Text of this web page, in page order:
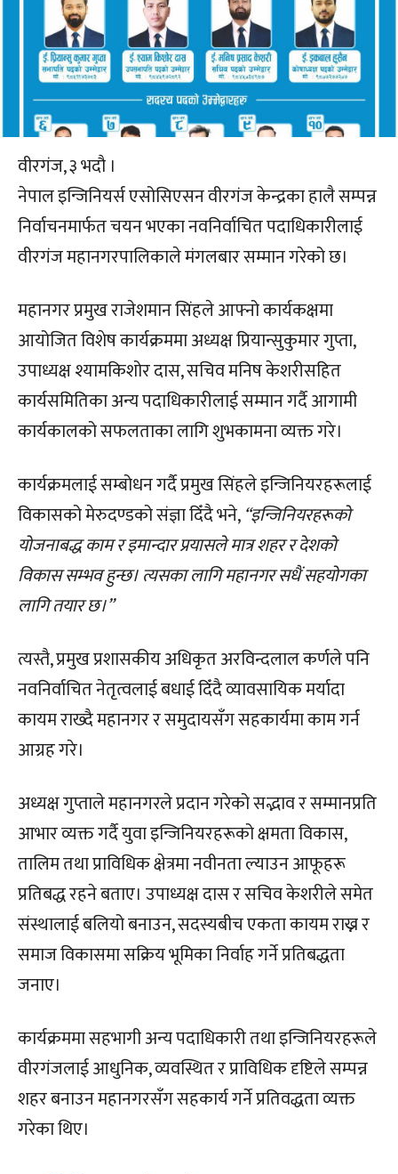
वीरगंज, ३ भदौ ।
नेपाल इन्जिनियर्स एसोसिएसन वीरगंज केन्द्रका हालै सम्पन्न
निर्वाचनमार्फत चयन भएका नवनिर्वाचित पदाधिकारीलाई
वीरगंज महानगरपालिकाले मंगलबार सम्मान गरेको छ।
महानगर प्रमुख राजेशमान सिंहले आफ्नो कार्यकक्षमा
आयोजित विशेष कार्यक्रममा अध्यक्ष प्रियान्सुकुमार गुप्ता,
उपाध्यक्ष श्यामकिशोर दास, सचिव मनिष केशरीसहित
कार्यसमितिका अन्य पदाधिकारीलाई सम्मान गर्दै आगामी
कार्यकालको सफलताका लागि शुभकामना व्यक्त गरे।
कार्यक्रमलाई सम्बोधन गर्दै प्रमुख सिंहले इन्जिनियरहरूलाई
विकासको मेरुदण्डको संज्ञा दिँदै भने,“इन्जिनियरहरूको
योजनाबद्ध काम र इमान्दार प्रयासले मात्र शहर र देशको
विकास सम्भव हुन्छ। त्यसका लागि महानगर सधैं सहयोगका
लागि तयार छ।”
त्यस्तै, प्रमुख प्रशासकीय अधिकृत अरविन्दलाल कर्णले पनि
नवनिर्वाचित नेतृत्वलाई बधाई दिँदै व्यावसायिक मर्यादा
कायम राख्दै महानगर र समुदायसँग सहकार्यमा काम गर्न
आग्रह गरे।
अध्यक्ष गुप्ताले महानगरले प्रदान गरेको सद्भाव र सम्मानप्रति
आभार व्यक्त गर्दै युवा इन्जिनियरहरूको क्षमता विकास,
तालिम तथा प्राविधिक क्षेत्रमा नवीनता ल्याउन आफूहरू
प्रतिबद्ध रहने बताए। उपाध्यक्ष दास र सचिव केशरीले समेत
संस्थालाई बलियो बनाउन, सदस्यबीच एकता कायम राख्न र
समाज विकासमा सक्रिय भूमिका निर्वाह गर्ने प्रतिबद्धता
जनाए।
कार्यक्रममा सहभागी अन्य पदाधिकारी तथा इन्जिनियरहरूले
वीरगंजलाई आधुनिक, व्यवस्थित र प्राविधिक दृष्टिले सम्पन्न
शहर बनाउन महानगरसँग सहकार्य गर्ने प्रतिवद्धता व्यक्त
गरेका थिए।